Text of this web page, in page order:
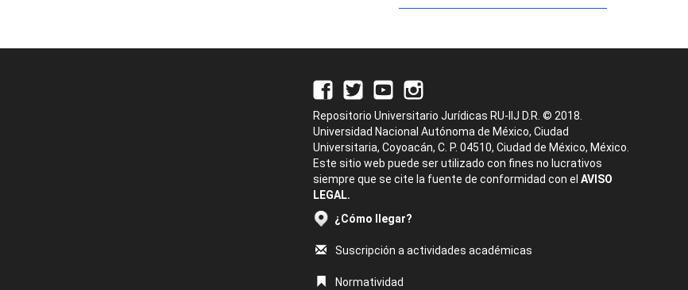
Repositorio Universitario Jurídicas RU-IIJ D.R. © 2018.
Universidad Nacional Autónoma de México, Ciudad
Universitaria, Coyoacán, C. P. 04510, Ciudad de México, México.
Este sitio web puede ser utilizado con fines no lucrativos
siempre que se cite la fuente de conformidad con el AVISO
LEGAL.
¿Cómo llegar?
Suscripción a actividades académicas
Normatividad